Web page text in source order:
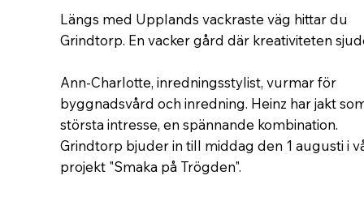
Längs med Upplands vackraste väg hittar du
Grindtorp. En vacker gård där kreativiteten
Ann-Charlotte, inredningsstylist, vurmar för
byggnadsvård och inredning. Heinz har jakt
största intresse, en spännande kombination.
Grindtorp bjuder in till middag den 1 augusti i
projekt "Smaka på Trögden".